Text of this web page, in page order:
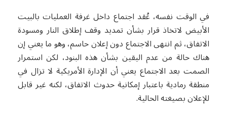
في الوقت نفسه، عُقد اجتماع داخل غرفة العمليات بالبيت
الأبيض لاتخاذ قرار بشأن تمديد وقف إطلاق النار ومسودة
الاتفاق، ثم انتهى الاجتماع دون إعلان حاسم، وهو ما يعني إن
هناك حالة من عدم اليقين بشأن هذه البنود، لكن استمرار
الصمت بعد الاجتماع يعني أن الإدارة الأمريكية لا تزال في
منطقة رمادية باعتبار إمكانية حدوث الاتفاق، لكنه غير قابل
للإعلان بصيغته الحالية.